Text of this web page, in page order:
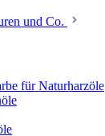
und Co.
für Naturharzöle